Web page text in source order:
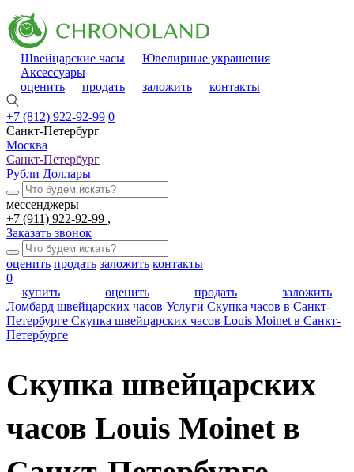
Швейцарские часы
Ювелирные украшения
Аксессуары
оценить
продать заложить контакты
+7 (812) 922-92-99 0
Санкт-Петербург
Москва
Санкт-Петербург
Рубли Доллары
мессенджеры
+7 (911) 922-92-99
Заказать звонок
оценить продать заложить контакты
0
купить
оценить продать
заложить
Ломбард швейцарских часов Услуги Скупка часов в Санкт-
Петербурге Скупка швейцарских часов Louis Moinet в Санкт-
Петербурге
Скупка швейцарских
часов Louis Moinet в